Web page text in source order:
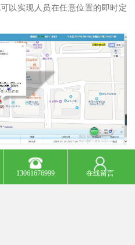
以实现人员在任意位置的即时定
位实现对外勤人员对工作内容与
13061676999 在线留言